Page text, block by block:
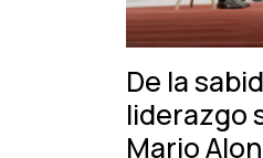
De la
liderazgo
Mario